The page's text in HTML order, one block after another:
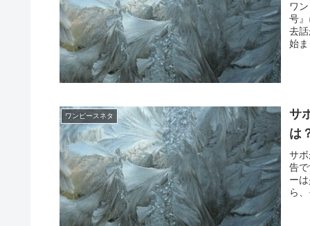
ワ
号
去
始
ワンピースネタ
サ
は
サ
告
ー
ら